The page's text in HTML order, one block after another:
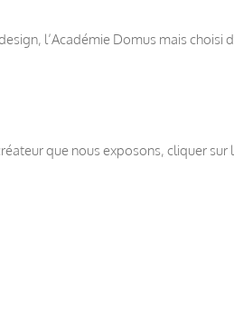
l’Académie Domus mais choisi
que nous exposons, cliquer sur